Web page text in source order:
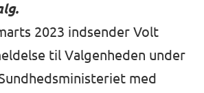
2023 indsender Volt
til Valgenheden under
med